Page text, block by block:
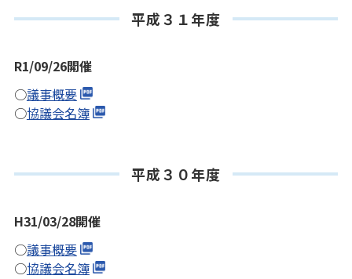
平成３１年度
R1/09/26開催
○議事概要
○協議会名簿
平成３０年度
H31/03/28開催
○議事概要
○協議会名簿